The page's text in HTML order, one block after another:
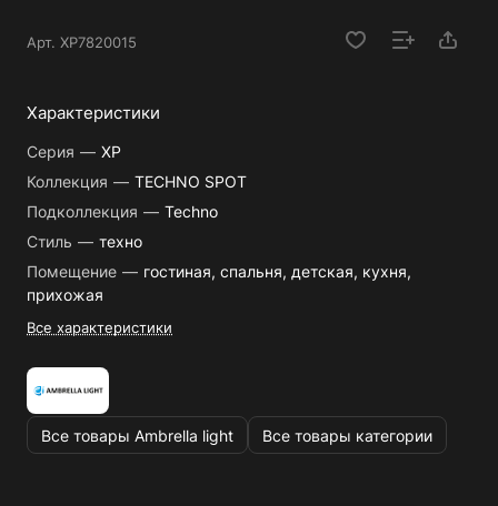
Арт. XP7820015
Характеристики
Серия — XP
Коллекция — TECHNO SPOT
Подколлекция — Techno
Стиль — техно
Помещение — гостиная, спальня, детская, кухня,
прихожая
Все характеристики
Все товары Ambrella light Все товары категории